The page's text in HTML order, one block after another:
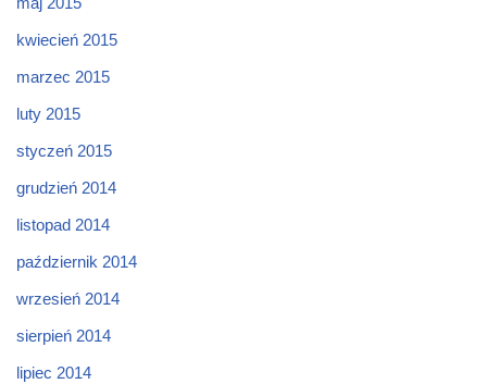
kwiecień 2015
marzec 2015
luty 2015
styczeń 2015
grudzień 2014
listopad 2014
październik 2014
wrzesień 2014
sierpień 2014
lipiec 2014